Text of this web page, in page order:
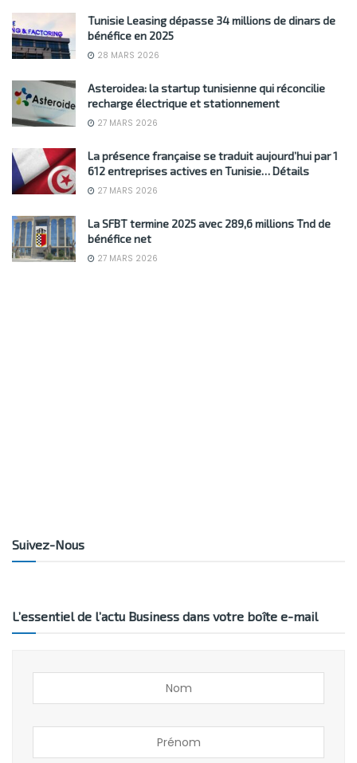
Tunisie Leasing dépasse 34 millions de dinars de
bénéfice en 2025
28 MARS 2026
Asteroidea: la startup tunisienne qui réconcilie
recharge électrique et stationnement
27 MARS 2026
La présence française se traduit aujourd’hui par 1
612 entreprises actives en Tunisie… Détails
27 MARS 2026
La SFBT termine 2025 avec 289,6 millions Tnd de
bénéfice net
27 MARS 2026
Suivez-Nous
L’essentiel de l’actu Business dans votre boîte e-mail